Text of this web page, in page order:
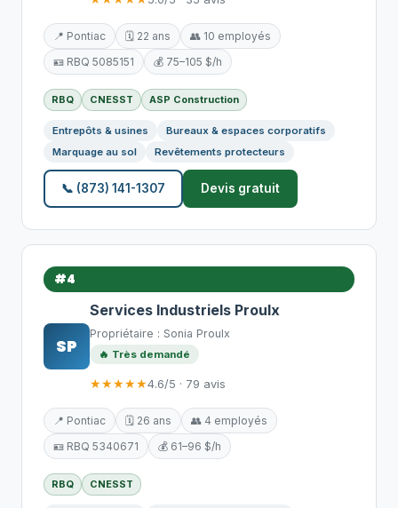
📍 Pontiac 🗓️ 22 ans
👥 10 employés
🪪 RBQ 5085151
💰 75–105 $/h
RBQ CNESST ASP Construction
Entrepôts & usines
Bureaux & espaces corporatifs
Marquage au sol
Revêtements protecteurs
📞 (873) 141-1307 Devis gratuit
#4
SP
Services Industriels Proulx
Propriétaire : Sonia Proulx
🔥 Très demandé
★★★★★4.6/5 · 79 avis
📍 Pontiac 🗓️ 26 ans
👥 4 employés
🪪 RBQ 5340671
💰 61–96 $/h
RBQ CNESST